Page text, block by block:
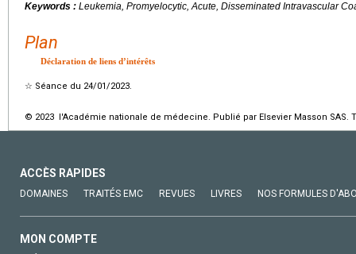
Keywords : Leukemia, Promyelocytic, Acute, Disseminated Intravascular
Plan
Déclaration de liens d’intérêts
☆ Séance du 24/01/2023.
© 2023 l'Académie nationale de médecine. Publié par Elsevier Masson SAS.
ACCÈS RAPIDES
DOMAINES TRAITÉS EMC REVUES LIVRES NOS FORMULES
MON COMPTE